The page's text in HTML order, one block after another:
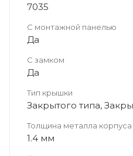
7035
С монтажной панелью
Да
С замком
Да
Тип крышки
Закрытого типа,
Толщина металла корпуса
1.4 мм